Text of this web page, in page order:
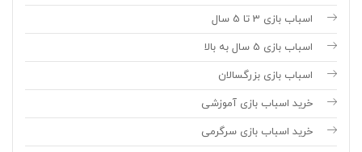
اسباب بازی 3 تا 5 سال
اسباب بازی 5 سال به بالا
اسباب بازی بزرگسالان
خرید اسباب بازی آموزشی
خرید اسباب بازی سرگرمی